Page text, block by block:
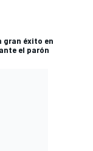
gran éxito en
el parón